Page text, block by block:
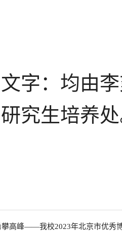
字：均由
究生培养
攀高峰——我校2023年北京市优秀